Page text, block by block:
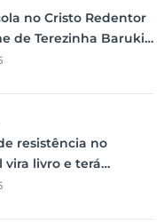
no Cristo Redentor
de Terezinha Baruki
de R$ 8,3
resistência no
vira livro e terá
em Corumbá